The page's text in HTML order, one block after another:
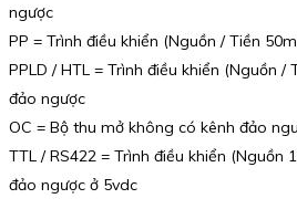
ngược
PP = Trình điều khiển (Nguồn / Tiền
PPLD / HTL = Trình điều khiển (Nguồn /
đảo ngược
OC = Bộ thu mở không có kênh đảo
TTL / RS422 = Trình điều khiển (Nguồn
đảo ngược ở 5vdc